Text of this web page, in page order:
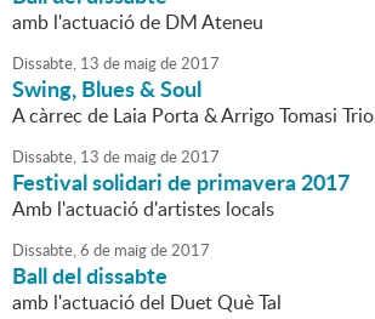
amb l'actuació de DM Ateneu
Dissabte, 13 de maigde2017
Swing, Blues & Soul
A càrrec de Laia Porta & Arrigo Tomasi Trio
Dissabte, 13 de maigde2017
Festival solidari de primavera 2017
Amb l'actuació d'artistes locals
Dissabte,6 de maigde2017
Ball del dissabte
amb l'actuació del Duet Què Tal